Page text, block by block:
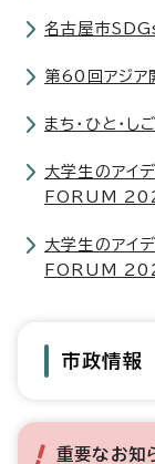
名古屋市
第60回アジア
まち・ひと・
大学生のアイ
FORUM
大学生のアイ
FORUM
市政情報
重要なお知